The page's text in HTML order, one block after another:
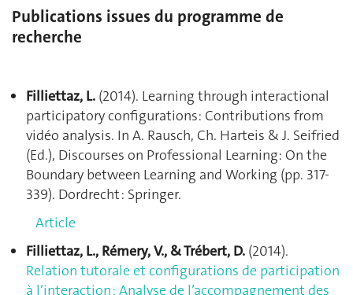
Publications issues du programme de
recherche
Filliettaz, L. (2014). Learning through interactional
participatory configurations: Contributions from
vidéo analysis. In A. Rausch, Ch. Harteis & J. Seifried
(Ed.), Discourses on Professional Learning: On the
Boundary between Learning and Working (pp. 317-
339). Dordrecht : Springer.
Article
Filliettaz, L., Rémery, V., & Trébert, D. (2014).
Relation tutorale et configurations de participation
à l’interaction : Analyse de l’accompagnement des